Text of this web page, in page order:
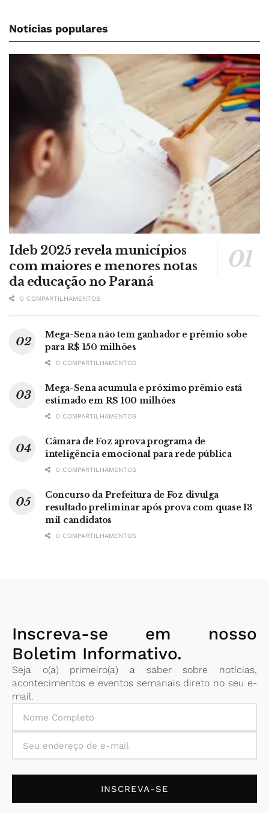
Notícias populares
Ideb 2025 revela municípios
com maiores e menores notas
da educação no Paraná
0 COMPARTILHAMENTOS
Mega-Sena não tem ganhador e prêmio sobe
para R$ 150 milhões
0 COMPARTILHAMENTOS
Mega-Sena acumula e próximo prêmio está
estimado em R$ 100 milhões
0 COMPARTILHAMENTOS
Câmara de Foz aprova programa de
inteligência emocional para rede pública
0 COMPARTILHAMENTOS
Concurso da Prefeitura de Foz divulga
resultado preliminar após prova com quase 13
mil candidatos
0 COMPARTILHAMENTOS
Inscreva-se em nosso
Boletim Informativo.
Seja o(a) primeiro(a) a saber sobre notícias,
acontecimentos e eventos semanais direto no seu e-
mail.
INSCREVA-SE